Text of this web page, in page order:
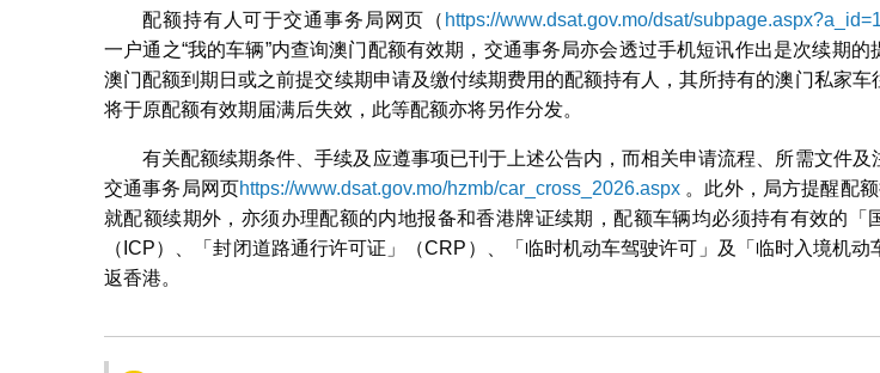
配额持有人可于交通事务局网页（ https://www.dsat.gov.mo/dsat/
一户通之“我的车辆”内查询澳门配额有效期，交通事务局亦会透过手机短讯作出是次续期的
澳门配额到期日或之前提交续期申请及缴付续期费用的配额持有人，其所持有的澳门私家车
将于原配额有效期届满后失效，此等配额亦将另作分发。
有关配额续期条件、手续及应遵事项已刊于上述公告内，而相关申请流程、所需文件及
交通事务局网页https://www.dsat.gov.mo/hzmb/car_cross_2026.aspx 。此外，局方提醒配
就配额续期外，亦须办理配额的内地报备和香港牌证续期，配额车辆均必须持有有效的「
（ICP）、「封闭道路通行许可证」（CRP）、「临时机动车驾驶许可」及「临时入境机动
返香港。